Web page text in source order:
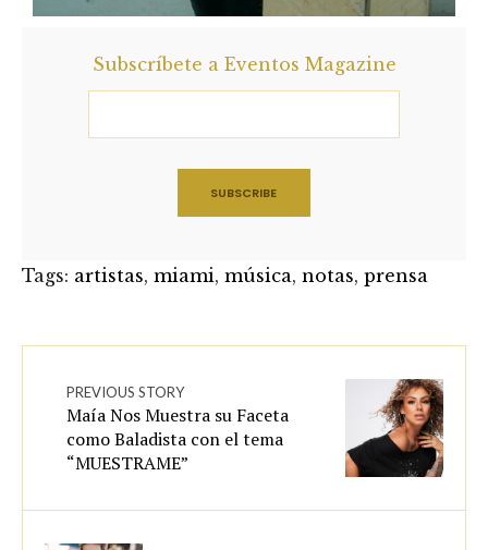
Subscríbete a Eventos Magazine
Tags: artistas, miami, música, notas, prensa
PREVIOUS STORY
Maía Nos Muestra su Faceta
como Baladista con el tema
“MUESTRAME”